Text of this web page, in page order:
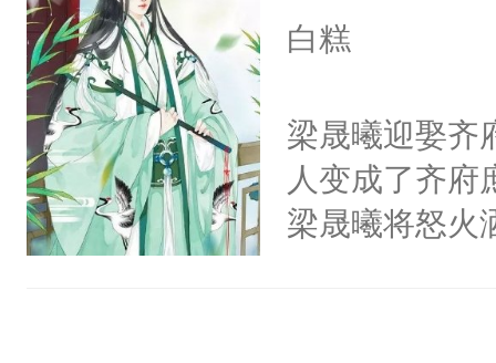
中有穿越者！
的大佬级人物
走他乡的白月
我侬，恩爱甜
怕……磨光了
的池家小少爷
白糕
梁晟曦迎娶齐
人变成了齐府
梁晟曦将怒火